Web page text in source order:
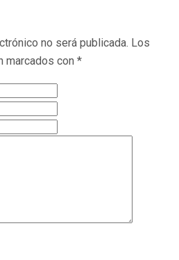
no será publicada. Los
marcados con *